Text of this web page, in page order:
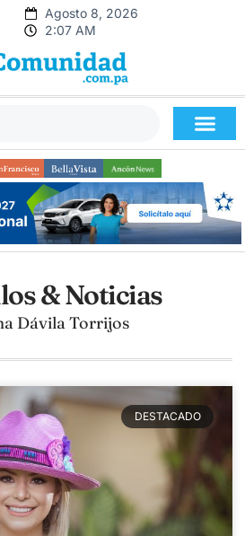
Agosto 8, 2026
2:07 AM
& Noticias
Dávila Torrijos
DESTACADO